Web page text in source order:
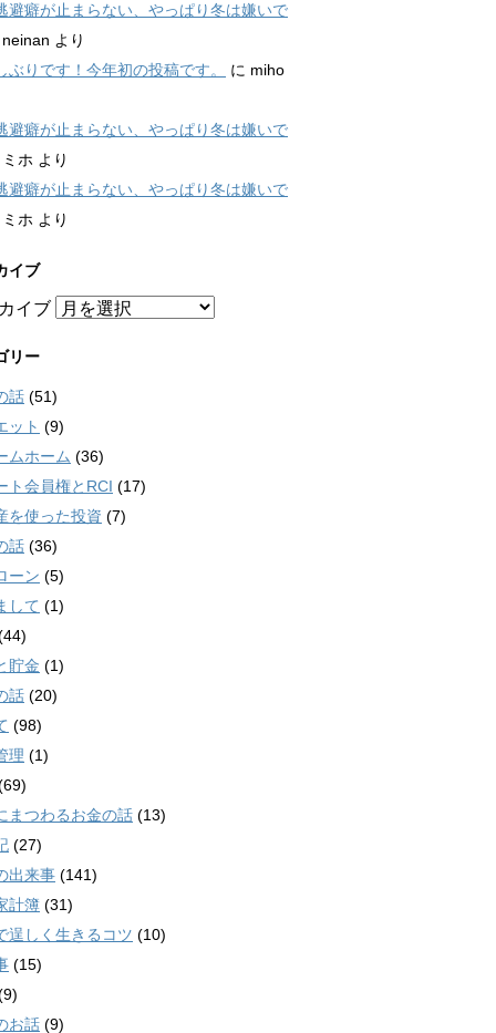
避癖が止まらない、やっぱり冬は嫌いで
neinan より
ぶりです！今年初の投稿です。
に miho
避癖が止まらない、やっぱり冬は嫌いで
ミホ より
避癖が止まらない、やっぱり冬は嫌いで
ミホ より
イブ
イブ
リー
話 (51)
ット (9)
ムホーム (36)
ト会員権とRCI (17)
を使った投資 (7)
話 (36)
ーン (5)
して (1)
貯金 (1)
話 (20)
(98)
理 (1)
まつわるお金の話 (13)
(27)
出来事 (141)
計簿 (31)
逞しく生きるコツ (10)
(15)
お話 (9)